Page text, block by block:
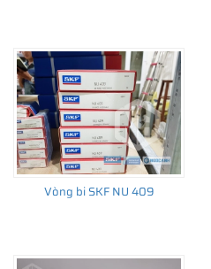
Vòng bi SKF NU 409